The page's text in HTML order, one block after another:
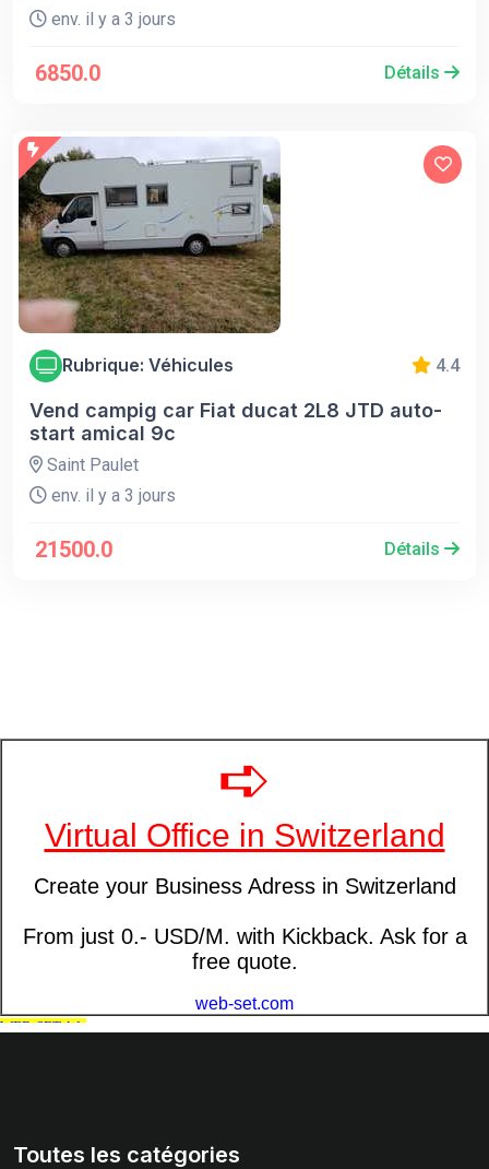
env. il y a 3 jours
6850.0 Détails
Rubrique: Véhicules 4.4
Vend campig car Fiat ducat 2L8 JTD auto-
start amical 9c
Saint Paulet
env. il y a 3 jours
21500.0 Détails
Toutes les catégories